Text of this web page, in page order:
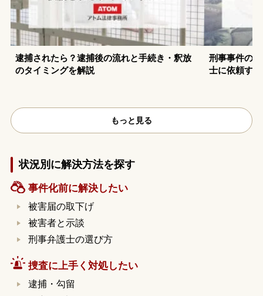
逮捕されたら？逮捕後の流れと手続き・釈放
のタイミングを解説
刑事事件の
士に依頼す
もっと見る
状況別に解決方法を探す
事件化前に解決したい
被害届の取下げ
被害者と示談
刑事弁護士の選び方
捜査に上手く対処したい
逮捕・勾留